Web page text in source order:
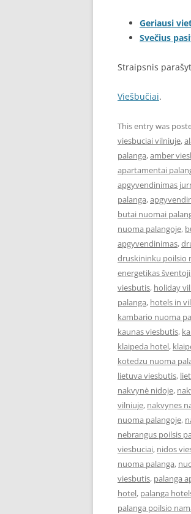
Geriausi
Svečius
Straipsnis
Viešbučiai.
This entry was
viesbuciai vilniuje,
palanga,amber
apartamentai
apgyvendinimas
palanga,
butai nuomai
nuoma palangoje,
apgyvendinimas,
druskininku poilsio
energetikas šventoji
viesbutis, holiday
palanga, hotels in
kambario nuoma
kaunas viesbutis,
klaipeda hotel,
kotedzu nuoma
lietuva viesbutis,
nakvynė nidoje,
vilniuje, nakvynes
nuoma palangoje,
nebrangus poilsis
viesbuciai, nidos
nuoma palanga,
viesbutis, palanga
hotel, palanga
palanga poilsio